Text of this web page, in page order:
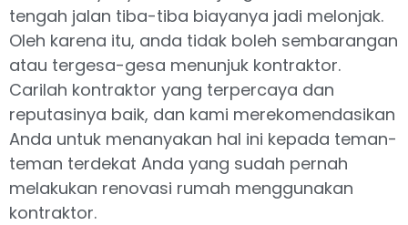
tengah jalan tiba-tiba biayanya jadi melonjak.
Oleh karena itu, anda tidak boleh sembarangan
atau tergesa-gesa menunjuk kontraktor.
Carilah kontraktor yang terpercaya dan
reputasinya baik, dan kami merekomendasikan
Anda untuk menanyakan hal ini kepada teman-
teman terdekat Anda yang sudah pernah
melakukan renovasi rumah menggunakan
kontraktor.